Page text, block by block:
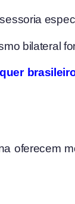
bilateral
oferecem